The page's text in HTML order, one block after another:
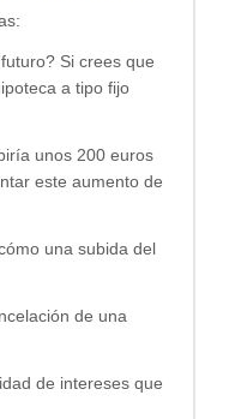
Si crees que
a tipo fijo
unos 200 euros
este aumento de
una subida del
de una
de intereses que